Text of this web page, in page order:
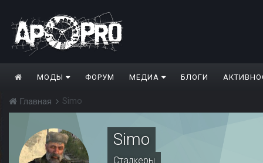
МОДЫ ФОРУМ МЕДИА БЛОГИ
Главная Simo
Simo
Сталкеры